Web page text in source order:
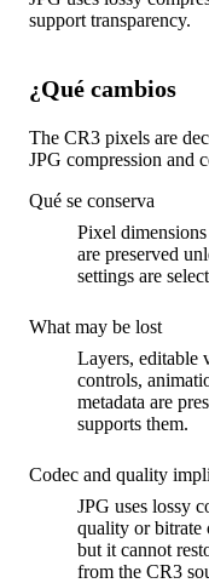
support transparency.
¿Qué cambios
The CR3 pixels are
JPG compression and
Qué se conserva
Pixel
are preserved
settings are
What may be lost
Layers, editable
controls,
metadata are
supports them.
Codec and quality
JPG uses lossy
quality or bitrate
but it cannot
from the CR3